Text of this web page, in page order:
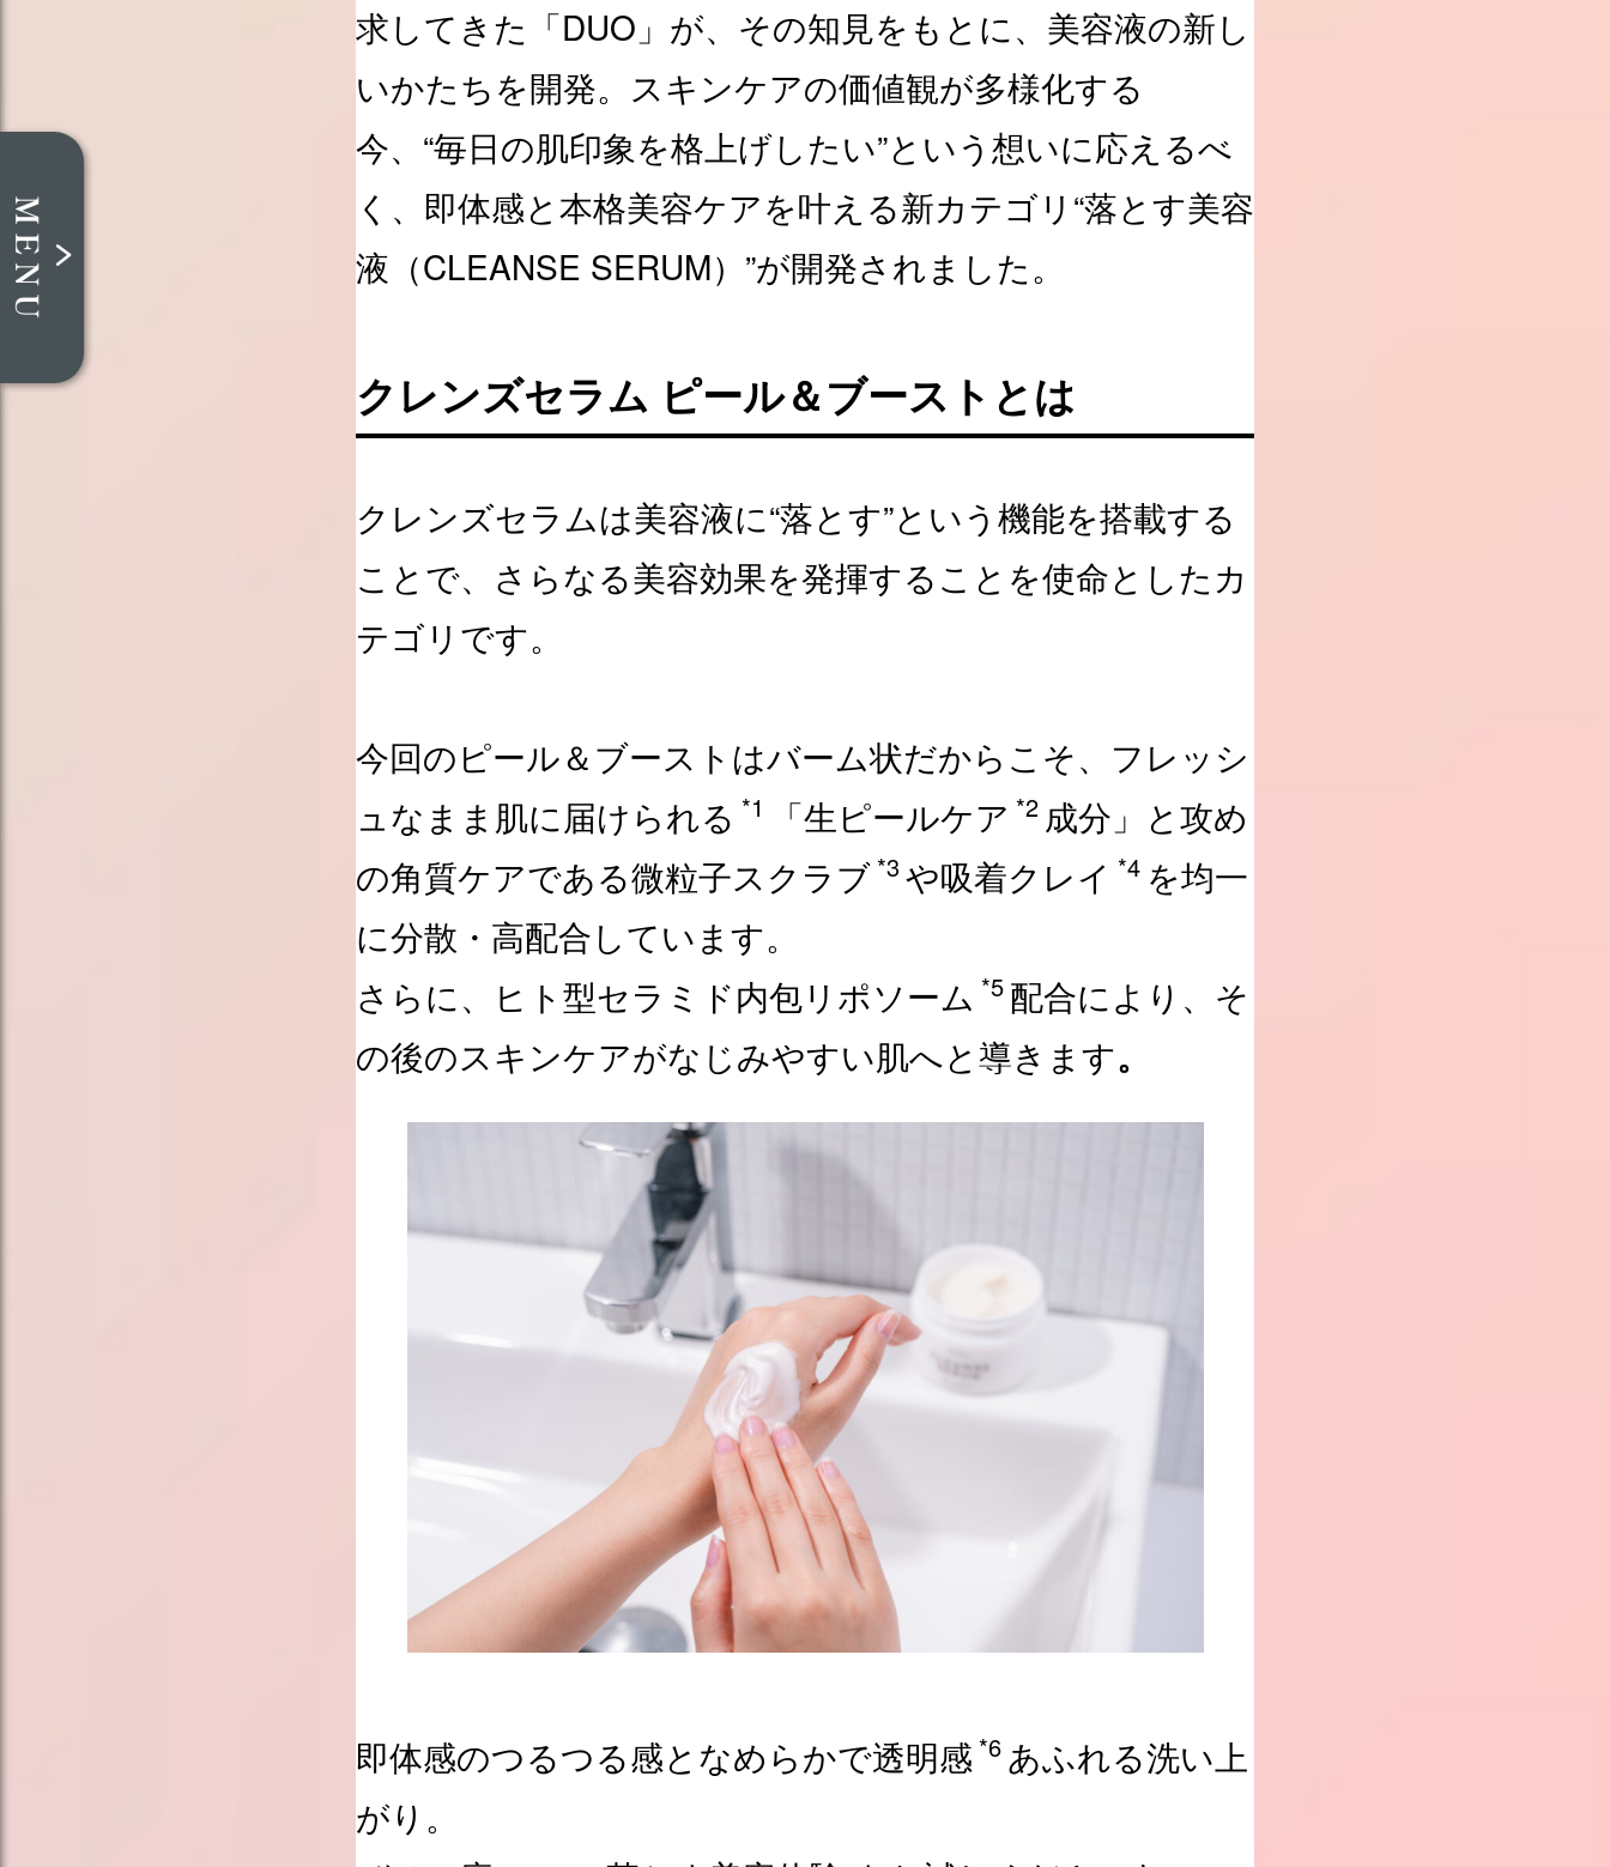
求してきた「DUO」が、その知見をもとに、美容液の新し
いかたちを開発。スキンケアの価値観が多様化する
今、“毎日の肌印象を格上げしたい”という想いに応えるべ
く、即体感と本格美容ケアを叶える新カテゴリ“落とす美容
液（CLEANSE SERUM）”が開発されました。
クレンズセラム ピール＆ブーストとは
クレンズセラムは美容液に“落とす”という機能を搭載する
ことで、さらなる美容効果を発揮することを使命としたカ
テゴリです。
今回のピール＆ブーストはバーム状だからこそ、フレッシ
ュなまま肌に届けられる *1 「生ピールケア *2 成分」と攻め
の角質ケアである微粒子スクラブ *3 や吸着クレイ *4 を均一
に分散・高配合しています。
さらに、ヒト型セラミド内包リポソーム *5 配合により、そ
の後のスキンケアがなじみやすい肌へと導きます。
即体感のつるつる感となめらかで透明感 *6 あふれる洗い上
がり。